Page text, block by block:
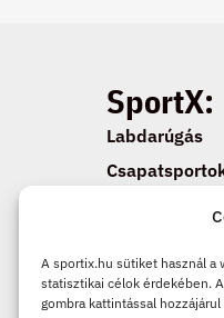
A sportix.hu sütiket használ a
statisztikai célok érdekében. A
gombra kattintással
SportX:
Labdarúgás
Adatkezelési
Cookie